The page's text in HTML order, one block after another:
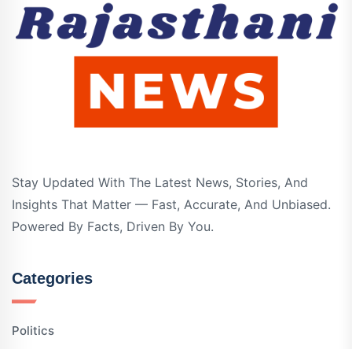
Stay Updated With The Latest News, Stories, And
Insights That Matter — Fast, Accurate, And Unbiased.
Powered By Facts, Driven By You.
Categories
Politics